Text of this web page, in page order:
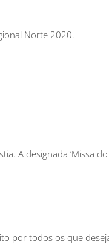
Norte 2020.
A designada ‘Missa do
por todos os que